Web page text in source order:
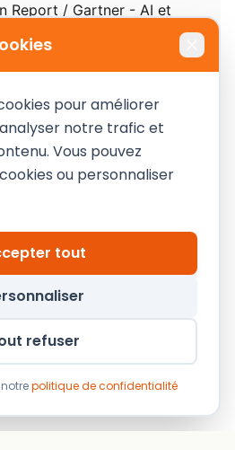
Report / Gartner - AI et
2025)
pour améliorer
notre trafic et
Vous pouvez
ou personnaliser
tout
refuser
politique de confidentialité